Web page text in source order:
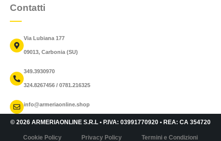
Contatti
Via Lubiana 177
09013, Carbonia (SU)
349.3930970
324.8267456 / 0781.216325
info@armeriaonline.shop
© 2026 ARMERIAONLINE S.R.L • P.IVA: 03991770920 • REA: CA 354720
Cookie Policy Privacy Policy Termini e Condizioni